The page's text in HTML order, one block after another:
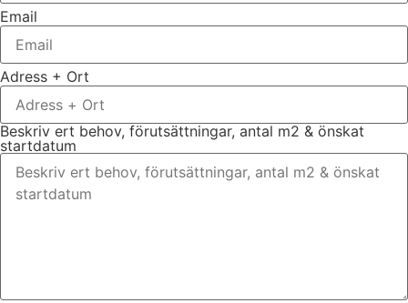
Email
Adress + Ort
Beskriv ert behov, förutsättningar, antal m2 & önskat
startdatum